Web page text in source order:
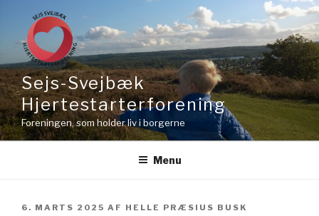
Sejs-Svejbæk
Hjertestarterforening
Foreningen, som holder liv i borgerne
Menu
6. MARTS 2025 AF HELLE PRÆSIUS BUSK